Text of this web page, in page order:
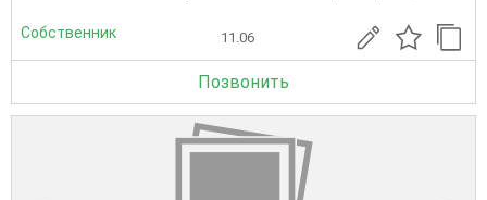
Собственник 11.06
Позвонить